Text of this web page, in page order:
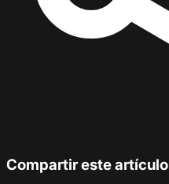
Compartir este artículo